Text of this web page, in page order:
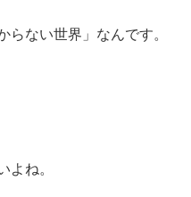
らない世界」なんです。
よね。